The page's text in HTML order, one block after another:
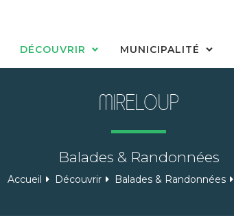
DÉCOUVRIR MUNICIPALITÉ
MIRELOUP
Balades & Randonnées
Accueil Découvrir Balades & Randonnées